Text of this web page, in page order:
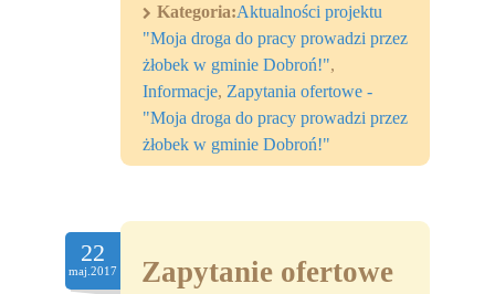
Kategoria:Aktualności projektu
"Moja droga do pracy prowadzi przez
żłobek w gminie Dobroń!",
Informacje, Zapytania ofertowe -
"Moja droga do pracy prowadzi przez
żłobek w gminie Dobroń!"
22
maj.2017
Zapytanie ofertowe